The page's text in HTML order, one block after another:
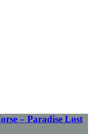
– Paradise Lost